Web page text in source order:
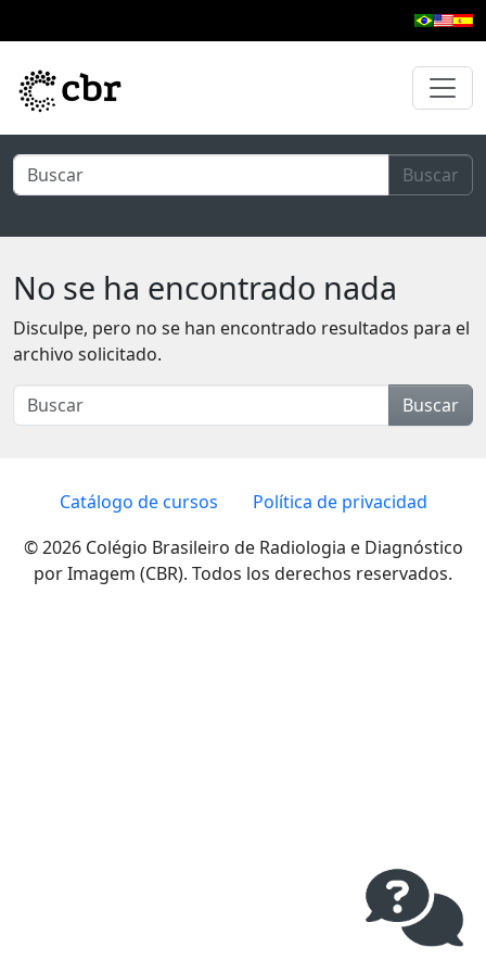
Buscar
No se ha encontrado nada
Disculpe, pero no se han encontrado resultados para el
archivo solicitado.
Buscar
Catálogo de cursos
Política de privacidad
© 2026 Colégio Brasileiro de Radiologia e Diagnóstico
por Imagem (CBR). Todos los derechos reservados.